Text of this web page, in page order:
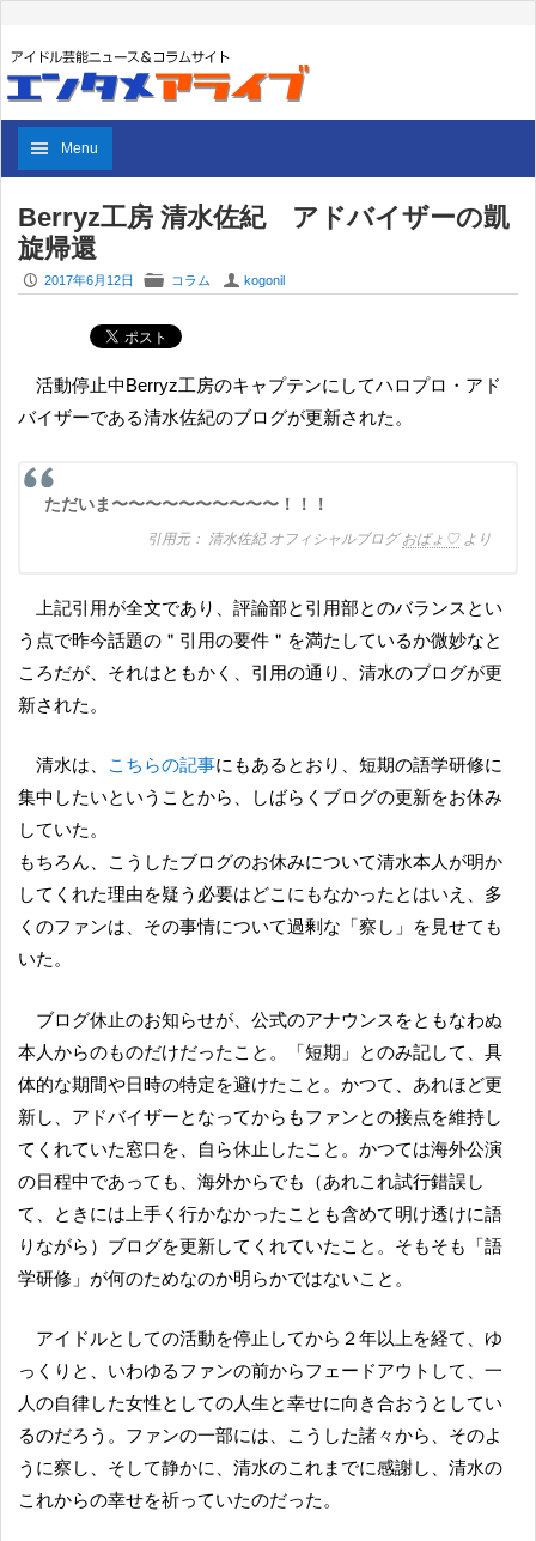
Menu
Berryz工房 清水佐紀 アドバイザーの凱
旋帰還
P 2017年6月12日 F コラム U kogonil
活動停止中Berryz工房のキャプテンにしてハロプロ・アド
バイザーである清水佐紀のブログが更新された。
ただいま〜〜〜〜〜〜〜〜〜〜！！！
清水佐紀 オフィシャルブログおぱょ♡より
上記引用が全文であり、評論部と引用部とのバランスとい
う点で昨今話題の＂引用の要件＂を満たしているか微妙なと
ころだが、それはともかく、引用の通り、清水のブログが更
新された。
清水は、 こちらの記事にもあるとおり、短期の語学研修に
集中したいということから、しばらくブログの更新をお休み
していた。
もちろん、こうしたブログのお休みについて清水本人が明か
してくれた理由を疑う必要はどこにもなかったとはいえ、多
くのファンは、その事情について過剰な「察し」を見せても
いた。
ブログ休止のお知らせが、公式のアナウンスをともなわぬ
本人からのものだけだったこと。「短期」とのみ記して、具
体的な期間や日時の特定を避けたこと。かつて、あれほど更
新し、アドバイザーとなってからもファンとの接点を維持し
てくれていた窓口を、自ら休止したこと。かつては海外公演
の日程中であっても、海外からでも（あれこれ試行錯誤し
て、ときには上手く行かなかったことも含めて明け透けに語
りながら）ブログを更新してくれていたこと。そもそも「語
学研修」が何のためなのか明らかではないこと。
アイドルとしての活動を停止してから２年以上を経て、ゆ
っくりと、いわゆるファンの前からフェードアウトして、一
人の自律した女性としての人生と幸せに向き合おうとしてい
るのだろう。ファンの一部には、こうした諸々から、そのよ
うに察し、そして静かに、清水のこれまでに感謝し、清水の
これからの幸せを祈っていたのだった。